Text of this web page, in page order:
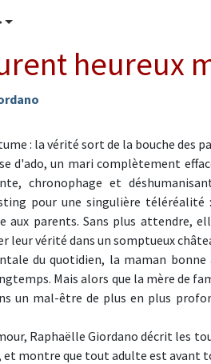
Plus
heureux
: la vérité sort de la bouche des
d'ado, un mari complètement
chronophage et
pour une singulière téléréalité
aux parents. Sans plus attendre,
leur vérité dans un somptueux
du quotidien, la maman
Mais alors que la mère de
un mal-être de plus en plus
Raphaëlle Giordano décrit les
et montre que tout adulte est avant